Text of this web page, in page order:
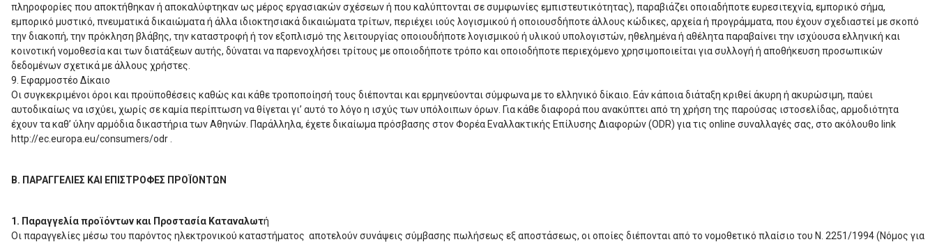
πληροφορίες που αποκτήθηκαν ή αποκαλύφτηκαν ως μέρος εργασιακών σχέσεων ή που καλύπτονται σε συμφωνίες εμπιστευτικότητας), παραβιάζει οποιαδήποτε ευρεσιτεχνία, εμπορικό σήμα,
εμπορικό μυστικό, πνευματικά δικαιώματα ή άλλα ιδιοκτησιακά δικαιώματα τρίτων, περιέχει ιούς λογισμικού ή οποιουσδήποτε άλλους κώδικες, αρχεία ή προγράμματα, που έχουν σχεδιαστεί με σκοπό
την διακοπή, την πρόκληση βλάβης, την καταστροφή ή τον εξοπλισμό της λειτουργίας οποιουδήποτε λογισμικού ή υλικού υπολογιστών, ηθελημένα ή αθέλητα παραβαίνει την ισχύουσα ελληνική και
κοινοτική νομοθεσία και των διατάξεων αυτής, δύναται να παρενοχλήσει τρίτους με οποιοδήποτε τρόπο και οποιοδήποτε περιεχόμενο χρησιμοποιείται για συλλογή ή αποθήκευση προσωπικών
δεδομένων σχετικά με άλλους χρήστες.
9. Εφαρμοστέο Δίκαιο
Οι συγκεκριμένοι όροι και προϋποθέσεις καθώς και κάθε τροποποίησή τους διέπονται και ερμηνεύονται σύμφωνα με το ελληνικό δίκαιο. Εάν κάποια διάταξη κριθεί άκυρη ή ακυρώσιμη, παύει
αυτοδικαίως να ισχύει, χωρίς σε καμία περίπτωση να θίγεται γι’ αυτό το λόγο η ισχύς των υπόλοιπων όρων. Για κάθε διαφορά που ανακύπτει από τη χρήση της παρούσας ιστοσελίδας, αρμοδιότητα
έχουν τα καθ’ ύλην αρμόδια δικαστήρια των Αθηνών. Παράλληλα, έχετε δικαίωμα πρόσβασης στον Φορέα Εναλλακτικής Επίλυσης Διαφορών (ODR) για τις online συναλλαγές σας, στο ακόλουθο link
http://ec.europa.eu/consumers/odr .
Β. ΠΑΡΑΓΓΕΛΙΕΣ ΚΑΙ ΕΠΙΣΤΡΟΦΕΣ ΠΡΟΪΟΝΤΩΝ
1. Παραγγελία προϊόντων και Προστασία Καταναλωτή
Οι παραγγελίες μέσω του παρόντος ηλεκτρονικού καταστήματος αποτελούν συνάψεις σύμβασης πωλήσεως εξ αποστάσεως, οι οποίες διέπονται από το νομοθετικό πλαίσιο του Ν. 2251/1994 (Νόμος για